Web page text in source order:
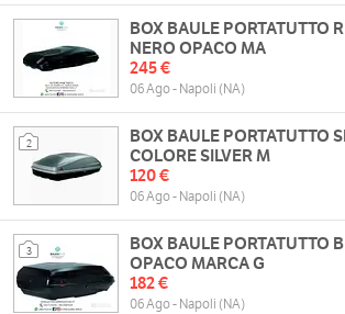
BOX BAULE PORTATUTTO
NERO OPACO MA
245 €
06 Ago - Napoli (NA)
2
BOX BAULE PORTATUTTO
COLORE SILVER M
120 €
06 Ago - Napoli (NA)
3
BOX BAULE PORTATUTTO
OPACO MARCA G
182 €
06 Ago - Napoli (NA)